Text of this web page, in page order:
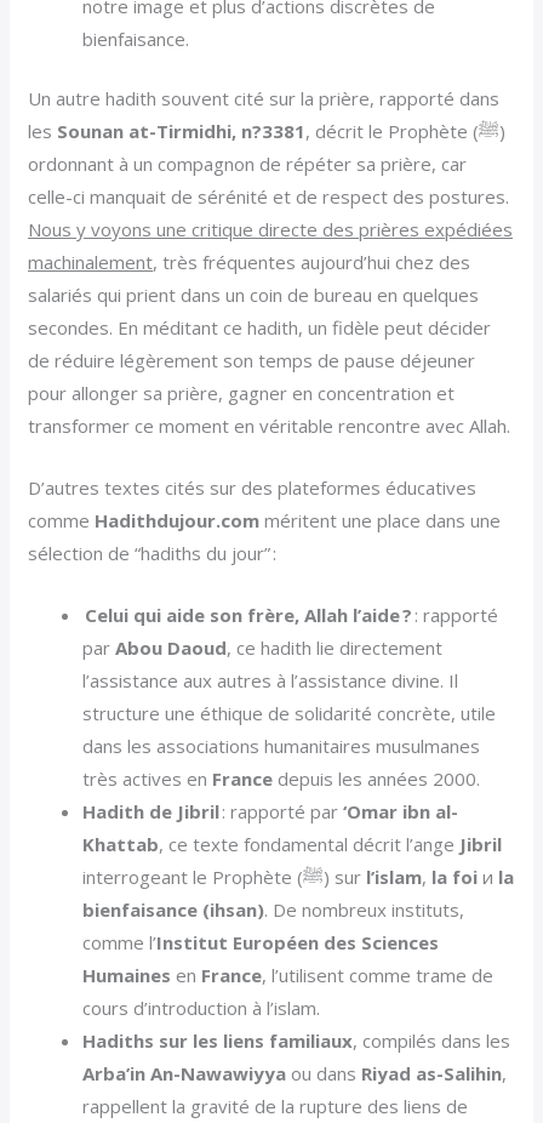
notre image et plus d’actions discrètes de
bienfaisance.
Un autre hadith souvent cité sur la prière, rapporté dans
les Sounan at-Tirmidhi, n?3381, décrit le Prophète (ﷺ)
ordonnant à un compagnon de répéter sa prière, car
celle-ci manquait de sérénité et de respect des postures.
Nous y voyons une critique directe des prières expédiées
machinalement, très fréquentes aujourd’hui chez des
salariés qui prient dans un coin de bureau en quelques
secondes. En méditant ce hadith, un fidèle peut décider
de réduire légèrement son temps de pause déjeuner
pour allonger sa prière, gagner en concentration et
transformer ce moment en véritable rencontre avec Allah.
D’autres textes cités sur des plateformes éducatives
comme Hadithdujour.com méritent une place dans une
sélection de “hadiths du jour” :
Celui qui aide son frère, Allah l’aide ? : rapporté
parAbou Daoud, ce hadith lie directement
l’assistance aux autres à l’assistance divine. Il
structure une éthique de solidarité concrète, utile
dans les associations humanitaires musulmanes
très actives en France depuis les années 2000.
Hadith de Jibril: rapporté par‘Omar ibn al-
Khattab, ce texte fondamental décrit l’ange Jibril
interrogeant le Prophète (ﷺ) sur l’islam, la foi и la
bienfaisance (ihsan). De nombreux instituts,
comme l’Institut Européen des Sciences
Humaines en France, l’utilisent comme trame de
cours d’introduction à l’islam.
Hadiths sur les liens familiaux, compilés dans les
Arba’in An-Nawawiyya ou dans Riyad as-Salihin,
rappellent la gravité de la rupture des liens de